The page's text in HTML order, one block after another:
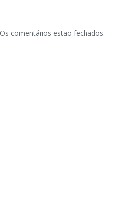
Os comentários estão fechados.